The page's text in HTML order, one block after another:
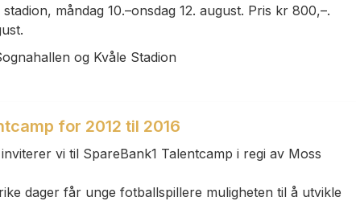
måndag 10.–onsdag 12. august. Pris kr 800,–.
og Kvåle Stadion
for 2012 til 2016
vi til SpareBank1 Talentcamp i regi av Moss
dager får unge fotballspillere muligheten til å utvikle